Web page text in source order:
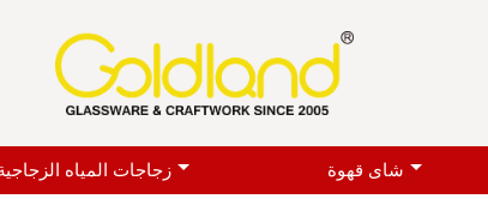
زجاجات المياه شاى قهوة